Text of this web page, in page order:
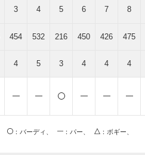
3 4 5 6 7 8
454 532 216 450 426 475
4 5 3 4 4 4
：バーディ、 ：パー、
：ボギー、